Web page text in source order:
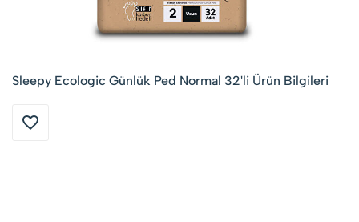
Sleepy Ecologic Günlük Ped Normal 32'li Ürün Bilgileri